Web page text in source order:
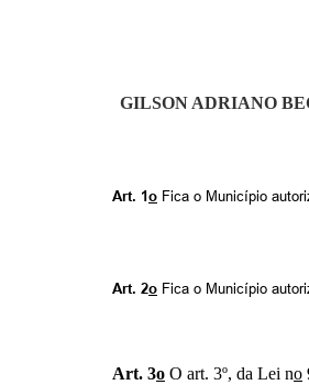
GILSON ADRIANO
Art. 1 o Fica o Município
Art. 2o Fica o Município
Art. 3o O art. 3º, da Lei no